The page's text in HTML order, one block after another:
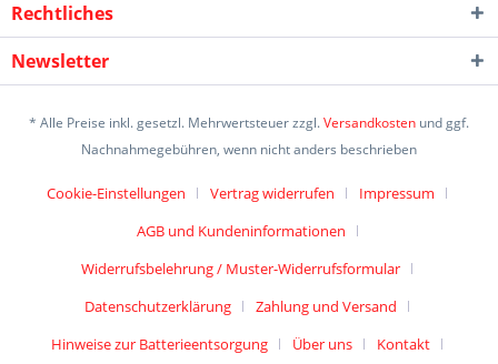
Rechtliches
Newsletter
* Alle Preise inkl. gesetzl. Mehrwertsteuer zzgl.Versandkosten und ggf.
Nachnahmegebühren, wenn nicht anders beschrieben
Cookie-Einstellungen Vertrag widerrufen
Impressum
AGB und Kundeninformationen
Widerrufsbelehrung / Muster-Widerrufsformular
Datenschutzerklärung
Zahlung und Versand
Hinweise zur Batterieentsorgung
Über uns Kontakt